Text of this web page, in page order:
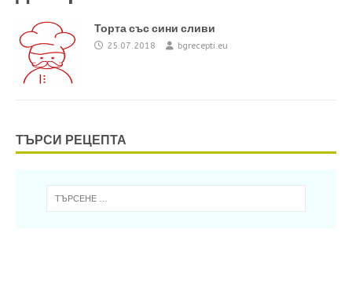
Торта със сини сливи
25.07.2018 bgrecepti.eu
ТЪРСИ РЕЦЕПТА